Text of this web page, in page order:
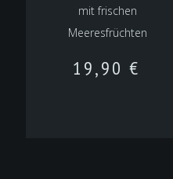
mit frischen
Meeresfrüchten
19,90 €